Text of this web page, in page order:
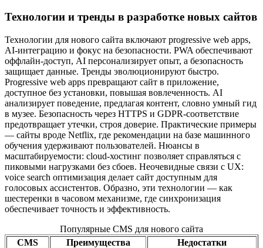
Технологии и тренды в разработке новых сайтов
Технологии для нового сайта включают progressive web apps,
AI-интеграцию и фокус на безопасности. PWA обеспечивают
оффлайн-доступ, AI персонализирует опыт, а безопасность
защищает данные. Тренды эволюционируют быстро.
Progressive web apps превращают сайт в приложение,
доступное без установки, повышая вовлеченность. AI
анализирует поведение, предлагая контент, словно умный гид
в музее. Безопасность через HTTPS и GDPR-соответствие
предотвращает утечки, строя доверие. Практические примеры
— сайты вроде Netflix, где рекомендации на базе машинного
обучения удерживают пользователей. Нюансы в
масштабируемости: cloud-хостинг позволяет справляться с
пиковыми нагрузками без сбоев. Неочевидные связи с UX:
voice search оптимизация делает сайт доступным для
голосовых ассистентов. Образно, эти технологии — как
шестеренки в часовом механизме, где синхронизация
обеспечивает точность и эффективность.
Популярные CMS для нового сайта
CMS
Преимущества
Недостатки